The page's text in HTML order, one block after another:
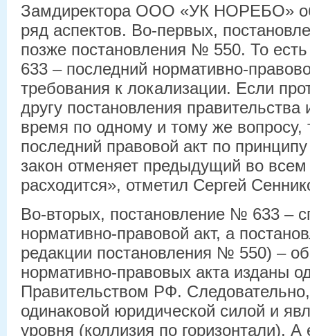
Замдиректора ООО «УК НОРЕБО»
ряд аспектов. Во-первых,
позже постановления № 550. То
633 – последний нормативно-
требования к локализации. Если
другу постановления правительства
время по одному и тому же вопросу,
последний правовой акт по
закон отменяет предыдущий во
расходится», отметил Сергей
Во-вторых, постановление № 633 –
нормативно-правовой акт, а
редакции постановления № 550) –
нормативно-правовых акта изданы
Правительством РФ.
одинаковой юридической силой и
уровня (коллизия по горизонтали). А